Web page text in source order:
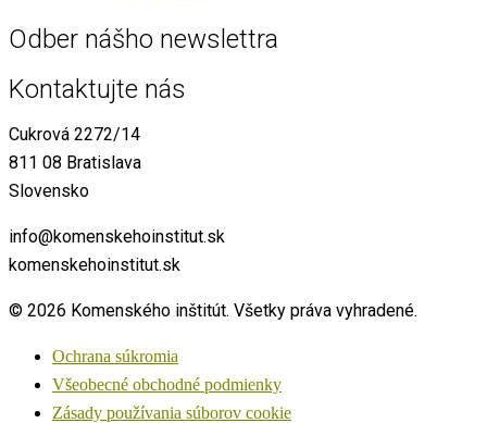
Odber nášho newslettra
Kontaktujte nás
Cukrová 2272/14
811 08 Bratislava
Slovensko
info@komenskehoinstitut.sk
komenskehoinstitut.sk
© 2026 Komenského inštitút. Všetky práva vyhradené.
Ochrana súkromia
Všeobecné obchodné podmienky
Zásady používania súborov cookie